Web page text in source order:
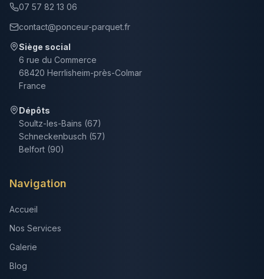
07 57 82 13 06
contact@ponceur-parquet.fr
Siège social
6 rue du Commerce
68420 Herrlisheim-près-Colmar
France
Dépôts
Soultz-les-Bains (67)
Schneckenbusch (57)
Belfort (90)
Navigation
Accueil
Nos Services
Galerie
Blog